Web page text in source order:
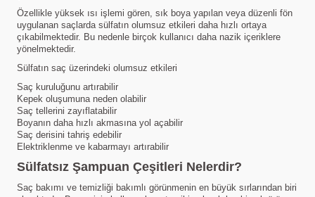
Özellikle yüksek ısı işlemi gören, sık boya yapılan veya düzenli fön
uygulanan saçlarda sülfatın olumsuz etkileri daha hızlı ortaya
çıkabilmektedir. Bu nedenle birçok kullanıcı daha nazik içeriklere
yönelmektedir.
Sülfatın saç üzerindeki olumsuz etkileri
Saç kuruluğunu artırabilir
Kepek oluşumuna neden olabilir
Saç tellerini zayıflatabilir
Boyanın daha hızlı akmasına yol açabilir
Saç derisini tahriş edebilir
Elektriklenme ve kabarmayı artırabilir
Sülfatsız Şampuan Çeşitleri Nelerdir?
Saç bakımı ve temizliği bakımlı görünmenin en büyük sırlarından biri